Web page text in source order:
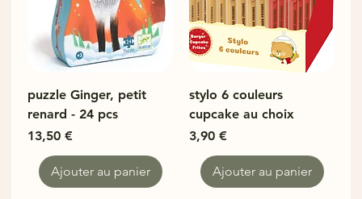
puzzle Ginger, petit
renard - 24 pcs
Prix
13,50 €
Ajouter au panier
stylo 6 couleurs
cupcake au choix
Prix
3,90 €
Ajouter au panier